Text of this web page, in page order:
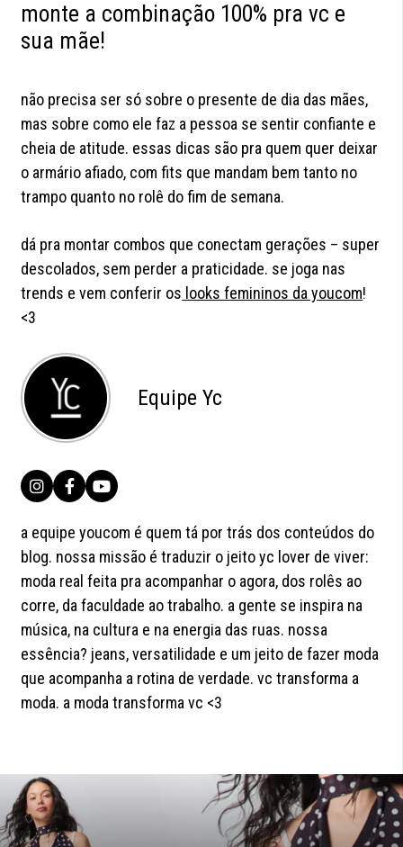
monte a combinação 100% pra vc e
sua mãe!
não precisa ser só sobre o presente de dia das mães,
mas sobre como ele faz a pessoa se sentir confiante e
cheia de atitude. essas dicas são pra quem quer deixar
o armário afiado, com fits que mandam bem tanto no
trampo quanto no rolê do fim de semana.
dá pra montar combos que conectam gerações – super
descolados, sem perder a praticidade. se joga nas
trends e vem conferir os looks femininos da youcom!
<3
Equipe Yc
a equipe youcom é quem tá por trás dos conteúdos do
blog. nossa missão é traduzir o jeito yc lover de viver:
moda real feita pra acompanhar o agora, dos rolês ao
corre, da faculdade ao trabalho. a gente se inspira na
música, na cultura e na energia das ruas. nossa
essência? jeans, versatilidade e um jeito de fazer moda
que acompanha a rotina de verdade. vc transforma a
moda. a moda transforma vc <3